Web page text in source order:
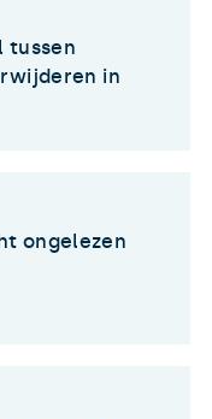
tussen
in
ongelezen